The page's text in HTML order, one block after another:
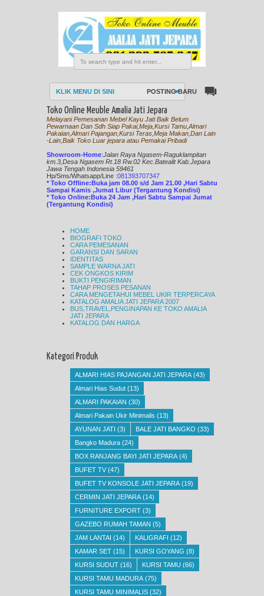
KLIK MENU DI SINI POSTING BARU
Toko Online Meuble Amalia Jati Jepara
Melayani Pemesanan Mebel Kayu Jati Baik Belum
Pewarnaan Dan Sdh Siap Pakai,Meja,Kursi Tamu,Almari
Pakaian,Almari Pajangan,Kursi Teras,Meja Makan,Dan Lain
-Lain,Baik Toko Luar jepara atau Pemakai Pribadi
Showroom-Home:Jalan Raya Ngasem-Raguklampitan
km.3,Desa Ngasem Rt.18 Rw.02 Kec.Batealit Kab.Jepara
Jawa Tengah Indonesia 59461
Hp/Sms/Whatsapp/Line :081393707347
* Toko Offline:Buka jam 08.00 s/d Jam 21.00 ,Hari Sabtu
Sampai Kamis ,Jumat Libur (Tergantung Kondisi)
* Toko Online:Buka 24 Jam ,Hari Sabtu Sampai Jumat
(Tergantung Kondisi)
HOME
BIOGRAFI TOKO
CARA PEMESANAN
GARANSI DAN SARAN
IDENTITAS
SAMPLE WARNA JATI
CEK ONGKOS KIRIM
BUKTI PENGIRIMAN
TAHAP PROSES PESANAN
CARA MENGETAHUI MEBEL UKIR TERPERCAYA
KATALOG AMALIA JATI JEPARA 2007
BUS,TRAVEL,PENGINAPAN KE TOKO AMALIA
JATI JEPARA
KATALOG DAN HARGA
Kategori Produk
ALMARI HIAS PAJANGAN JATI JEPARA (43)
Almari Hias Sudut (13)
ALMARI PAKAIAN (30)
Almari Pakain Ukir Minimalis (13)
AYUNAN JATI (3) BALE JATI BANGKO (33)
Bangko Madura (24)
BOX RANJANG BAYI JATI JEPARA (4)
BUFET TV (47)
BUFET TV KONSOLE JATI JEPARA (19)
CERMIN JATI JEPARA (14)
FURNITURE EXPORT (3)
GAZEBO RUMAH TAMAN (5)
JAM LANTAI (14) KALIGRAFI (12)
KAMAR SET (15) KURSI GOYANG (8)
KURSI SUDUT (16) KURSI TAMU (66)
KURSI TAMU MADURA (75)
KURSI TAMU MINIMALIS (32)